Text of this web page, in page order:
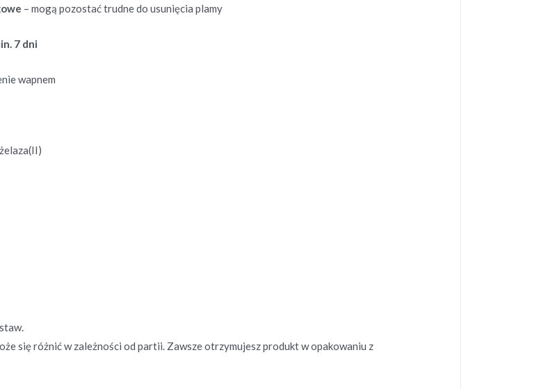
– mogą pozostać trudne do usunięcia plamy
7 dni
wapnem
się różnić w zależności od partii. Zawsze otrzymujesz produkt w opakowaniu z